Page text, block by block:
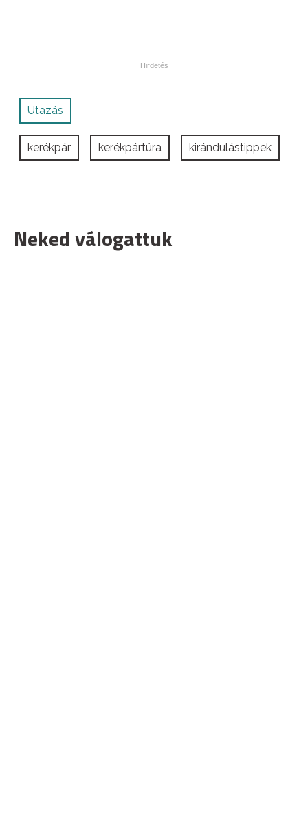
Utazás
kerékpár kerékpártúra kirándulástippek
Neked válogattuk